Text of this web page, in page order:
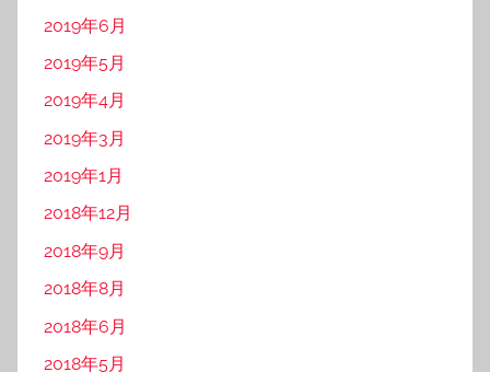
2019年6月
2019年5月
2019年4月
2019年3月
2019年1月
2018年12月
2018年9月
2018年8月
2018年6月
2018年5月